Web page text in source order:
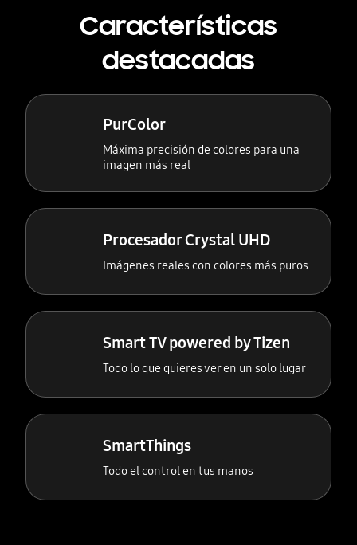
Características
destacadas
PurColor
Máxima precisión de colores para una
imagen más real
Procesador Crystal UHD
Imágenes reales con colores más puros
Smart TV powered by Tizen
Todo lo que quieres ver en un solo lugar
SmartThings
Todo el control en tus manos